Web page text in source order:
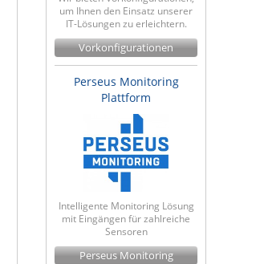
um Ihnen den Einsatz unserer
IT-Lösungen zu erleichtern.
Vorkonfigurationen
Perseus Monitoring
Plattform
Intelligente Monitoring Lösung
mit Eingängen für zahlreiche
Sensoren
Perseus Monitoring